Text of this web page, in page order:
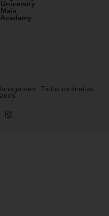
University
Mais
Academy
Todos os direitos